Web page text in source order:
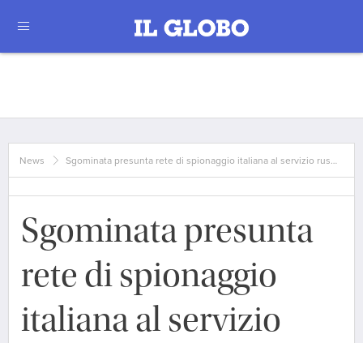
News Sgominata presunta rete di spionaggio italiana al servizio rus…
Sgominata presunta
rete di spionaggio
italiana al servizio